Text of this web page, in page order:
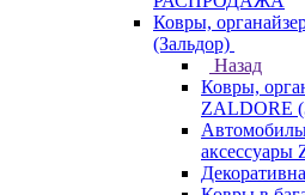
Ковры,
(Зальдор)
Назад
Ковры,
ZALDORE
аксессуары